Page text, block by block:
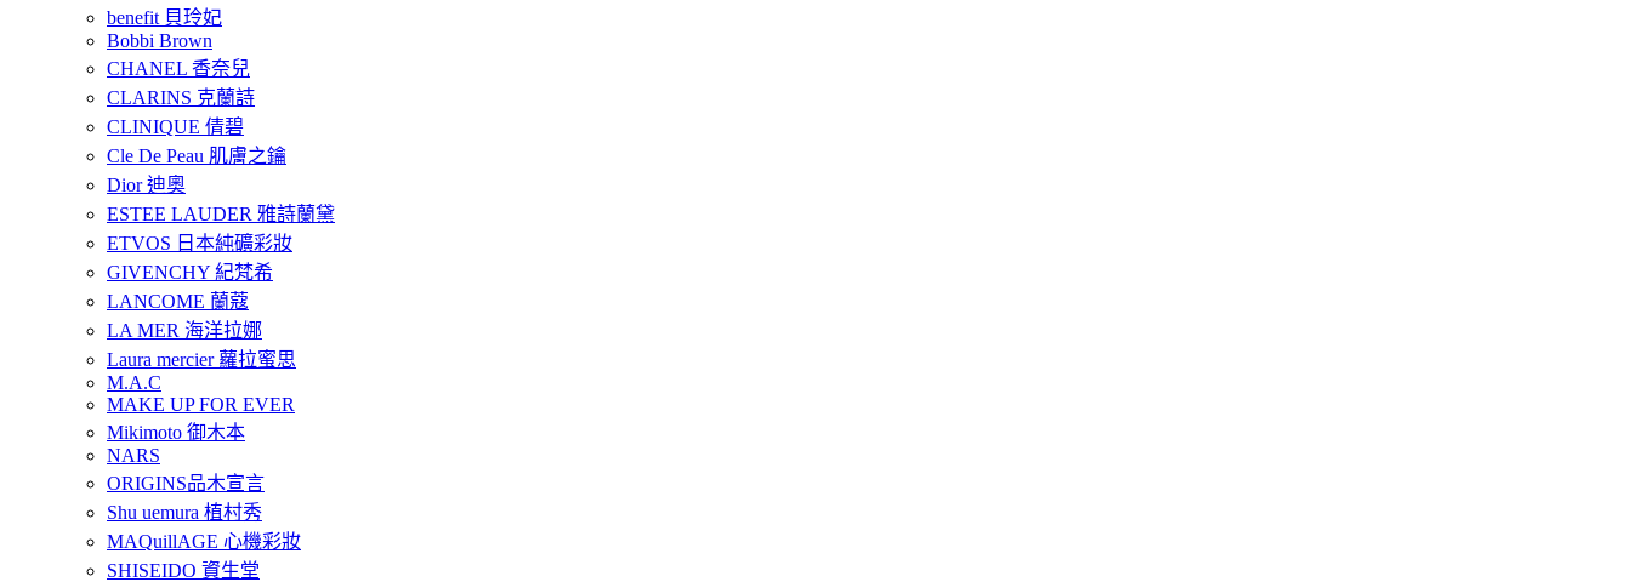
benefit 貝玲妃
Bobbi Brown
CHANEL 香奈兒
CLARINS 克蘭詩
CLINIQUE 倩碧
Cle De Peau 肌膚之鑰
Dior 迪奧
ESTEE LAUDER 雅詩蘭黛
ETVOS 日本純礦彩妝
GIVENCHY 紀梵希
LANCOME 蘭蔻
LA MER 海洋拉娜
Laura mercier 蘿拉蜜思
M.A.C
MAKE UP FOR EVER
Mikimoto 御木本
NARS
ORIGINS品木宣言
Shu uemura 植村秀
MAQuillAGE 心機彩妝
SHISEIDO 資生堂